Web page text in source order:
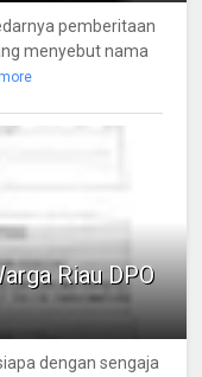
pemberitaan
menyebut nama
Riau DPO
dengan sengaja